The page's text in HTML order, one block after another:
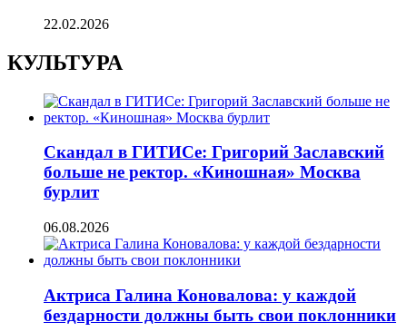
22.02.2026
КУЛЬТУРА
Скандал в ГИТИСе: Григорий Заславский
больше не ректор. «Киношная» Москва
бурлит
06.08.2026
Актриса Галина Коновалова: у каждой
бездарности должны быть свои поклонники